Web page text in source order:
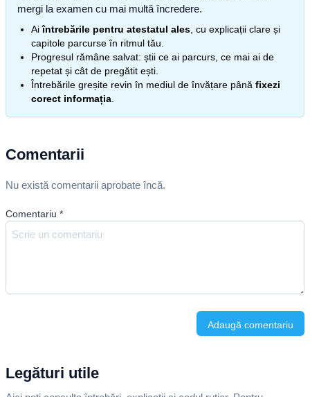
mergi la examen cu mai multă încredere.
Aiîntrebările pentru atestatul ales , cu explicații clare și
capitole parcurse în ritmul tău.
Progresul rămâne salvat: știi ce ai parcurs, ce mai ai de
repetat și cât de pregătit ești.
Întrebările greșite revin în mediul de învățare până fixezi
corect informația
Comentarii
Nu există comentarii aprobate încă.
Comentariu *
Adaugă comentariu
Legături utile